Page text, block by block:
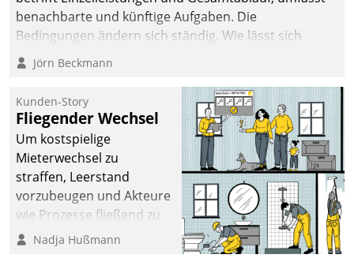
benachbarte und künftige Aufgaben. Die
Bedingungen ändern sich ständig. Wie lässt sich
technisch die Kontrolle wahren und zugleich Freiraum
fürs Wachsen öffnen?
Jörn Beckmann
Kunden-Story
Fliegender Wechsel
Um kostspielige
Mieterwechsel zu
straffen, Leerstand
vorzubeugen und Akteure
wie Prozesse fließend zu
vernetzen, nutzt die
Nadja Hußmann